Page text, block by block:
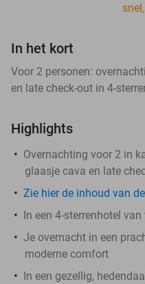
In het kort
Voor 2 personen:
en late check-out in 4-
Highlights
Overnachting voor 2 in
glaasje cava en late
Zie hier de inhoud van
In een 4-sterrenhotel
Je overnacht in een
moderne comfort
In een gezellig,